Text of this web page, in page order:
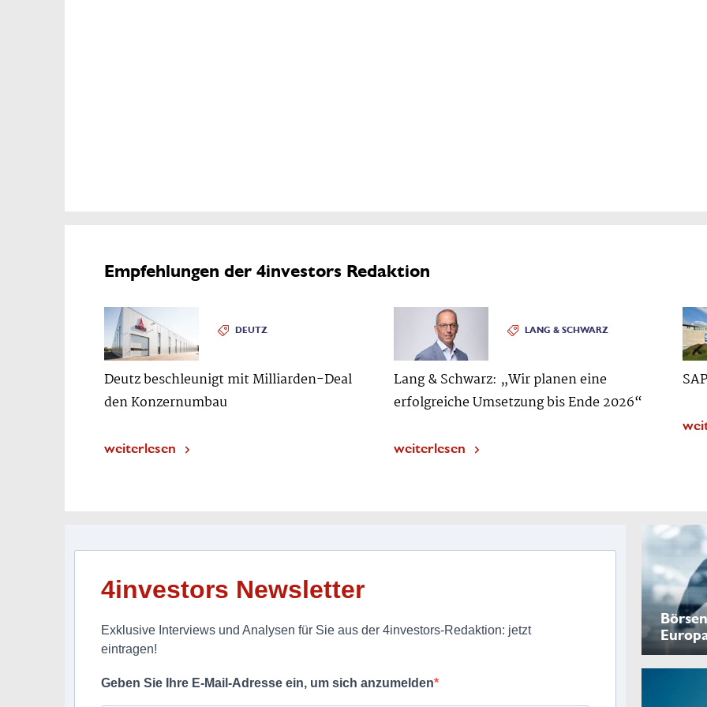
Empfehlungen der 4investors Redaktion
DEUTZ
Deutz beschleunigt mit Milliarden-Deal
den Konzernumbau
weiterlesen
LANG & SCHWARZ
Lang & Schwarz: „Wir planen eine
erfolgreiche Umsetzung bis Ende 2026“
weiterlesen
4investors Newsletter
Exklusive Interviews und Analysen für Sie aus der 4investors-Redaktion: jetzt
eintragen!
Geben Sie Ihre E-Mail-Adresse ein, um sich anzumelden